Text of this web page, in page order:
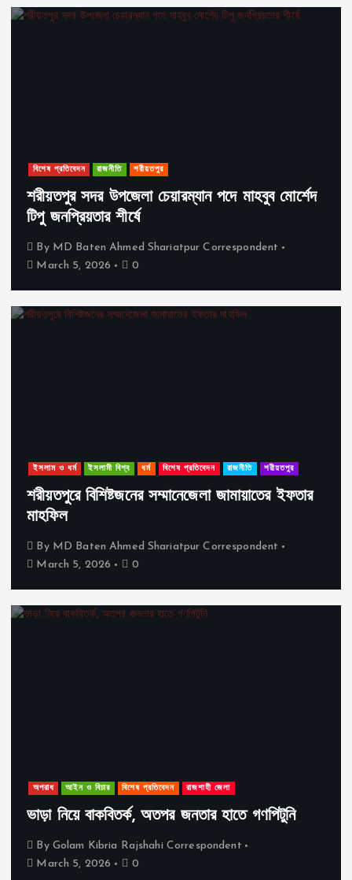
বিশেষ প্রতিবেদন রাজনীতি শরীয়তপুর
শরীয়তপুর সদর উপজেলা চেয়ারম্যান পদে মাহবুব মোর্শেদ
টিপু জনপ্রিয়তার শীর্ষে
By MD Baten Ahmed Shariatpur Correspondent
March 5, 2026
0
ইসলাম ও ধর্ম ইসলামী বিশ্ব ধর্ম বিশেষ প্রতিবেদন রাজনীতি শরীয়তপুর
শরীয়তপুরে বিশিষ্টজনের সম্মানেজেলা জামায়াতের ইফতার
মাহফিল
By MD Baten Ahmed Shariatpur Correspondent
March 5, 2026
0
অপরাধ আইন ও বিচার বিশেষ প্রতিবেদন রাজশাহী জেলা
ভাড়া নিয়ে বাকবিতর্ক, অতপর জনতার হাতে গণপিটুনি
By Golam Kibria Rajshahi Correspondent
March 5, 2026
0